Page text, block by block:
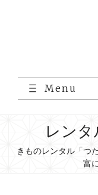
Menu
レン
きものレンタル「つ
富